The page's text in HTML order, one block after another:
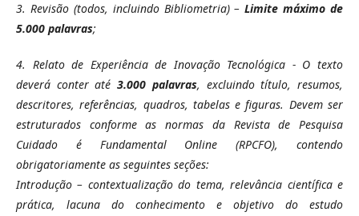
3. Revisão (todos, incluindo Bibliometria) –Limite máximo de
5.000 palavras;
4. Relato de Experiência de Inovação Tecnológica - O texto
deverá conter até3.000 palavras, excluindo título, resumos,
descritores, referências, quadros, tabelas e figuras. Devem ser
estruturados conforme as normas da Revista de Pesquisa
Cuidado é Fundamental Online (RPCFO), contendo
obrigatoriamente as seguintes seções:
Introdução – contextualização do tema, relevância científica e
prática, lacuna do conhecimento e objetivo do estudo